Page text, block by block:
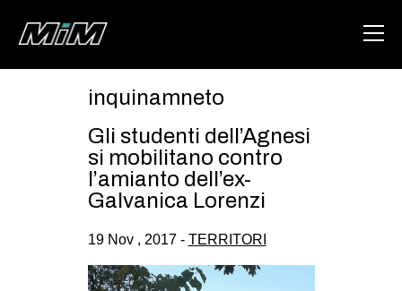
ABOUT
AREA
CSOA LAMBRETTA
inquinamneto
Gli studenti dell’Agnesi
si mobilitano contro
l’amianto dell’ex-
Galvanica Lorenzi
19 Nov , 2017 - TERRITORI